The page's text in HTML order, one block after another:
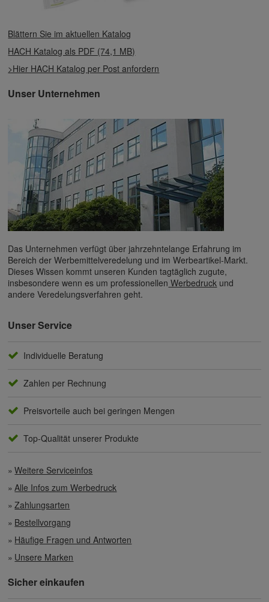
Blättern Sie im aktuellen Katalog
HACH Katalog als PDF (74,1 MB)
>Hier HACH Katalog per Post anfordern
Unser Unternehmen
Das Unternehmen verfügt über jahrzehntelange Erfahrung im
Bereich der Werbemittelveredelung und im Werbeartikel-Markt.
Dieses Wissen kommt unseren Kunden tagtäglich zugute,
insbesondere wenn es um professionellen Werbedruck und
andere Veredelungsverfahren geht.
Unser Service
Individuelle Beratung
Zahlen per Rechnung
Preisvorteile auch bei geringen Mengen
Top-Qualität unserer Produkte
Weitere Serviceinfos
Alle Infos zum Werbedruck
Zahlungsarten
Bestellvorgang
Häufige Fragen und Antworten
Unsere Marken
Sicher einkaufen